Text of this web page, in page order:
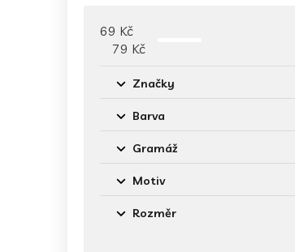
69 Kč
79 Kč
Značky
Barva
Gramáž
Motiv
Rozměr